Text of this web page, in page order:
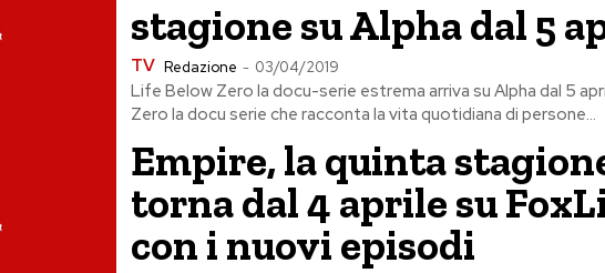
stagione su Alpha dal 5
TV Redazione - 03/04/2019
Life Below Zero la docu-serie estrema arriva su Alpha dal 5
Zero la docu serie che racconta la vita quotidiana di persone...
Empire, la quinta
torna dal 4 aprile su
con i nuovi episodi